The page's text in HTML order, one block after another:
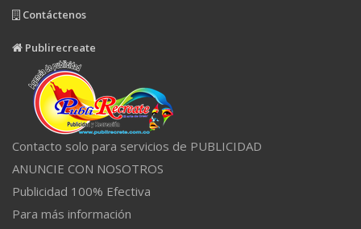
Contáctenos
Publirecreate
Contacto solo para servicios de PUBLICIDAD
ANUNCIE CON NOSOTROS
Publicidad 100% Efectiva
Para más información